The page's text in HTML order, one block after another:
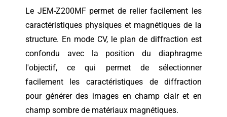
Le JEM-Z200MF permet de relier facilement les
caractéristiques physiques et magnétiques de la
structure. En mode CV, le plan de diffraction est
confondu avec la position du diaphragme
l'objectif, ce qui permet de sélectionner
facilement les caractéristiques de diffraction
pour générer des images en champ clair et en
champ sombre de matériaux magnétiques.